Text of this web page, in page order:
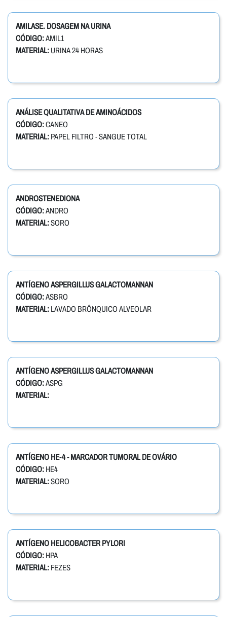
AMILASE. DOSAGEM NA URINA
CÓDIGO:AMIL1
MATERIAL: URINA 24 HORAS
ANÁLISE QUALITATIVA DE AMINOÁCIDOS
CÓDIGO:CANEO
MATERIAL: PAPEL FILTRO - SANGUE TOTAL
ANDROSTENEDIONA
CÓDIGO:ANDRO
MATERIAL:SORO
ANTÍGENO ASPERGILLUS GALACTOMANNAN
CÓDIGO:ASBRO
MATERIAL: LAVADO BRÔNQUICO ALVEOLAR
ANTÍGENO ASPERGILLUS GALACTOMANNAN
CÓDIGO:ASPG
MATERIAL:
ANTÍGENO HE-4 - MARCADOR TUMORAL DE OVÁRIO
CÓDIGO: HE4
MATERIAL:SORO
ANTÍGENO HELICOBACTER PYLORI
CÓDIGO: HPA
MATERIAL: FEZES